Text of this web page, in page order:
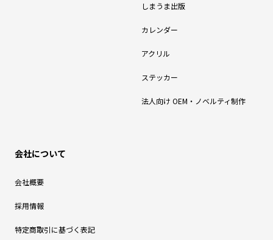
しまうま出版
カレンダー
アクリル
ステッカー
法人向け OEM・ノベルティ制作
会社について
会社概要
採用情報
特定商取引に基づく表記